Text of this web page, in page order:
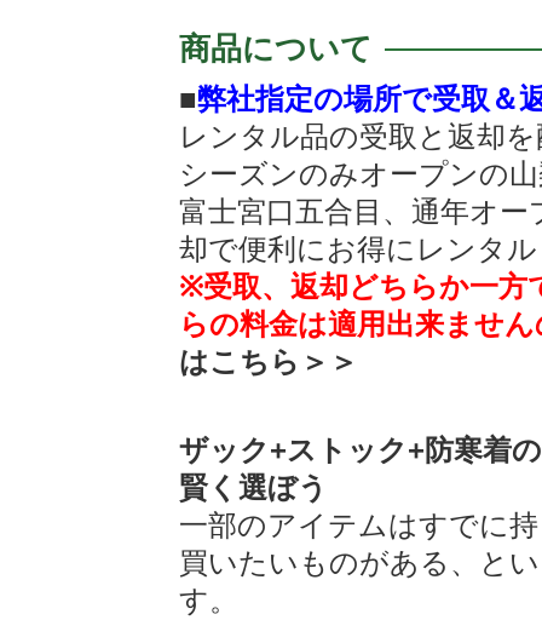
商品について
■弊社指定の場所で受取＆
レンタル品の受取と返却
シーズンのみオープンの
富士宮口五合目、通年オ
却で便利にお得にレンタ
※受取、返却どちらか一方
らの料金は適用出来ませ
はこちら＞＞
ザック+ストック+防寒着
賢く選ぼう
一部のアイテムはすでに
買いたいものがある、と
す。